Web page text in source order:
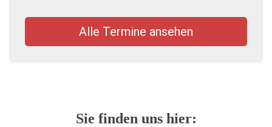
Alle Termine ansehen
Sie finden uns hier: